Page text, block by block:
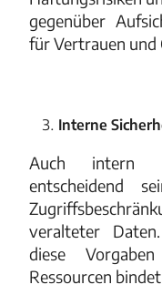
gegenüber
für Vertrauen und
Interne
Auch intern
entscheidend
veralteter
diese
Ressourcen